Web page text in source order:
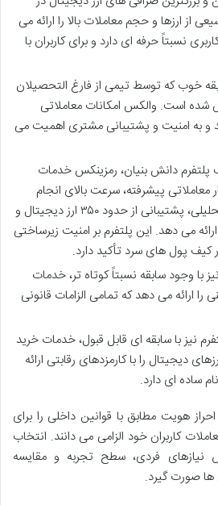
از ارزها و حجم معاملات بالا را ارائه می
نسبتاً حرفه ای دارد و برای کاربران با
خوب که توسط تیمی از فارغ التحصیلان
است. والکس امکانات معاملاتی
و به امنیت و پشتیبانی مشتری اهمیت می
پلتفرم دانش بنیان، رمزینکس خدمات
معاملاتی پیشرفته، سرعت بالای انجام
سفارش ها، ابزارهای تحلیلی، پشتیبانی از حدود ۳۵۰ ارز دیجیتال و
ساعته را ارائه می دهد. این پلتفرم بر امنیت زیرساختی
کیف پول های سرد تأکید دارد.
با وجود سابقه نسبتاً کوتاه تر، خدمات
را ارائه می دهد که تمامی الزامات قانونی
نیز با سابقه ای قابل قبول، خدمات خرید
دیجیتال را با کارمزدهای رقابتی ارائه
ساده ای دارد.
هویت مطابق با قوانین داخلی را برای
کاربران خود الزامی می دانند. انتخاب
نیازهای فردی، سطح تجربه و مقایسه
ها صورت گیرد.